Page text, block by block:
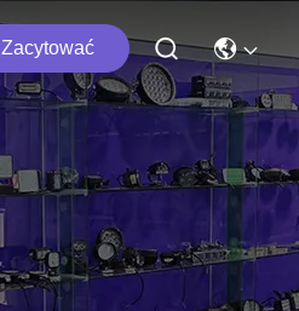
Zacytować